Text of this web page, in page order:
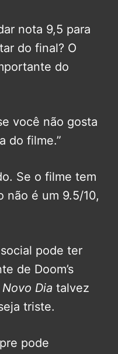
nota 9,5 para
do final? O
do
você não gosta
do filme.”
Se o filme tem
não é um 9.5/10,
pode ter
de Doom’s
Dia talvez
triste.
pode